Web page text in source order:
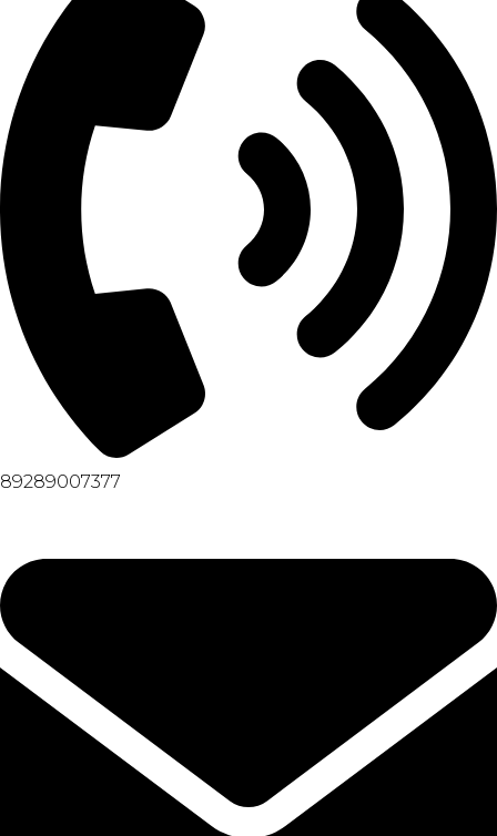
89289007377